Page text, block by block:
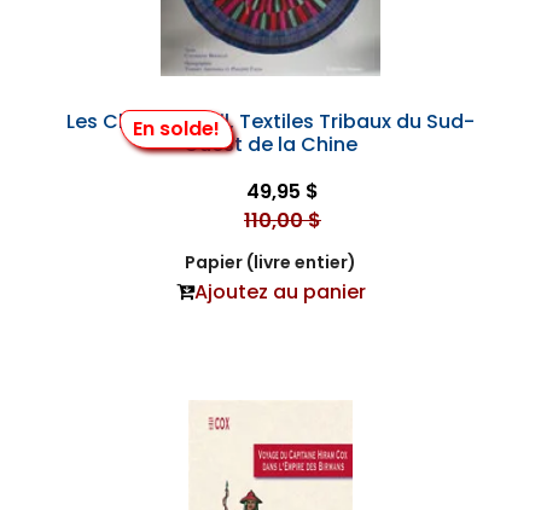
En solde!
Les Chants du Fil, Textiles Tribaux du Sud-
Ouest de la Chine
49,95 $
110,00 $
Papier (livre entier)
Ajoutez au panier